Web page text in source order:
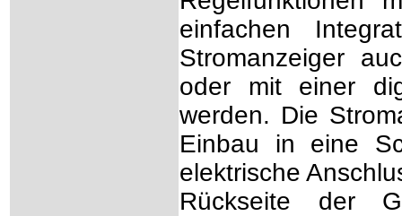
einfachen
Stromanzeiger
oder mit einer
werden. Die
Einbau in eine
elektrische
Rückseite der